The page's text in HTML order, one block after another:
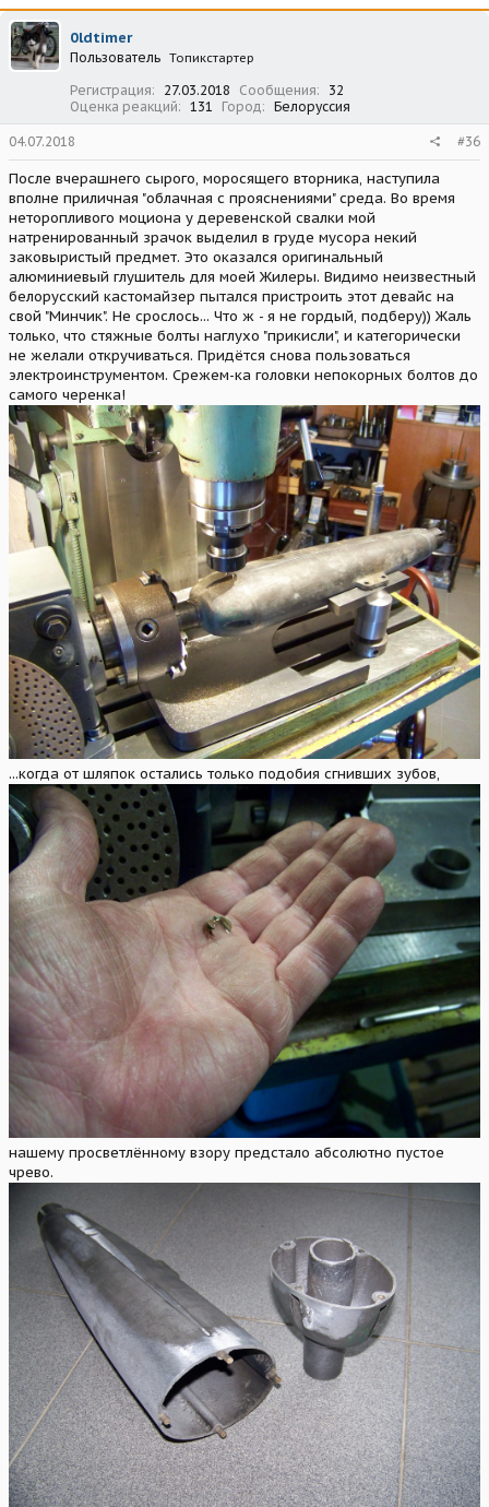
0ldtimer
Пользователь Топикстартер
Регистрация 27.03.2018 Сообщения
32
Оценка реакций
131 Город Белоруссия
04.07.2018 #36
После вчерашнего сырого, моросящего вторника, наступила
вполне приличная "облачная с прояснениями" среда. Во время
неторопливого моциона у деревенской свалки мой
натренированный зрачок выделил в груде мусора некий
заковыристый предмет. Это оказался оригинальный
алюминиевый глушитель для моей Жилеры. Видимо неизвестный
белорусский кастомайзер пытался пристроить этот девайс на
свой "Минчик". Не срослось... Что ж - я не гордый, подберу)) Жаль
только, что стяжные болты наглухо "прикисли", и категорически
не желали откручиваться. Придётся снова пользоваться
электроинструментом. Срежем-ка головки непокорных болтов до
самого черенка!
...когда от шляпок остались только подобия сгнивших зубов,
нашему просветлённому взору предстало абсолютно пустое
чрево.